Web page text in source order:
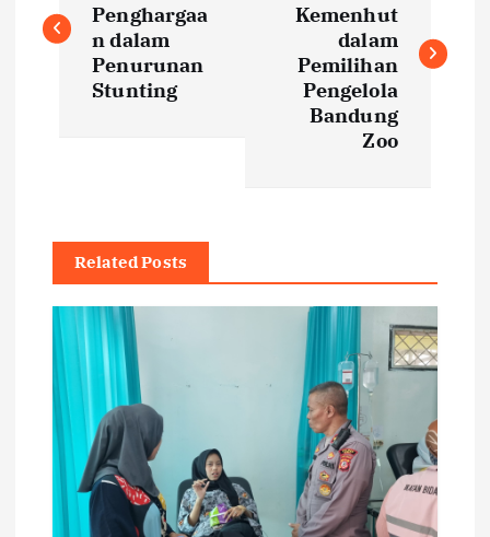
s
g
a
Penghargaa
n dalam
Penurunan
Stunting
Kemenhut
dalam
Pemilihan
Pengelola
Bandung
Zoo
Related Posts